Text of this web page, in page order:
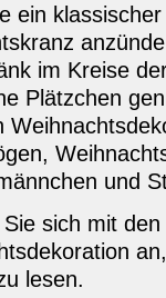
ein
im Kreise
Plätzchen
und
sich mit
lesen.